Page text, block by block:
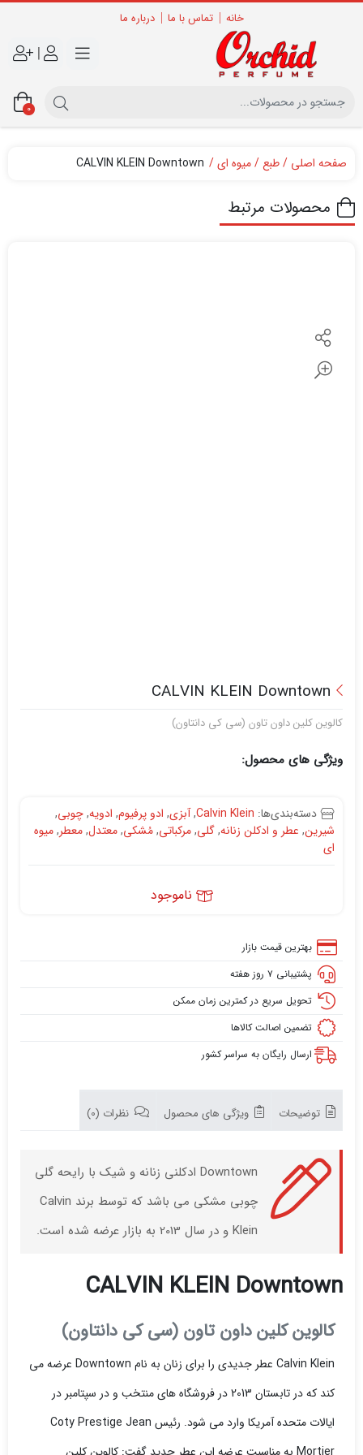
خانه تماس با ما درباره ما
|
0
صفحه اصلی طبع میوه ای CALVIN KLEIN Downtown
محصولات مرتبط
CALVIN KLEIN Downtown
کالوین کلین داون تاون (سی کی دانتاون)
ویژگی های محصول:
دسته‌بندی‌ها: Calvin Klein
,آبزی, ادو پرفیوم, ادویه,چوبی,
شیرین, عطر و ادکلن زنانه,گلی,مرکباتی,مُشکی,معتدل,معطر,میوه
ای
ناموجود
بهترین قیمت بازار
پشتیبانی ۷ روز هفته
تحویل سریع در کمترین زمان ممکن
تضمین اصالت کالاها
ارسال رایگان به سراسر کشور
توضیحات ویژگی های محصول نظرات (0)
Downtown ادکلنی زنانه و شیک با رایحه گلی
چوبی مشکی می باشد که توسط برند Calvin
Klein و در سال 2013 به بازار عرضه شده است.
CALVIN KLEIN Downtown
کالوین کلین داون تاون (سی کی دانتاون)
Calvin Klein عطر جدیدی را برای زنان به نام Downtown عرضه می
کند که در تابستان 2013 در فروشگاه های منتخب و در سپتامبر در
ایالات متحده آمریکا وارد می شود. رئیس Coty Prestige Jean